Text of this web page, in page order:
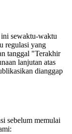
sewaktu-waktu
regulasi yang
tanggal "Terakhir
lanjutan atas
dianggap
sebelum memulai